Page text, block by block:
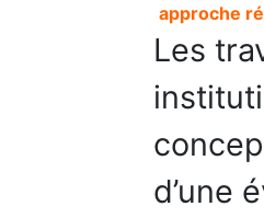
approche
Les
d’une